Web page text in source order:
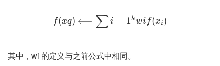
f(xq) ⟵ ∑ i = 1kwi f(xi )
其中，wi 的定义与之前公式中相同。